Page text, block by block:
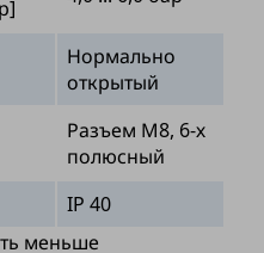
Нормально
открытый
Разъем М8, 6-х
полюсный
IP 40
меньше